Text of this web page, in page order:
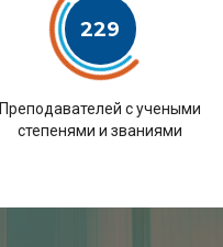
229
Преподавателей с учеными
степенями и званиями